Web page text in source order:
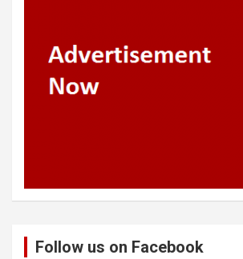
Follow us on Facebook